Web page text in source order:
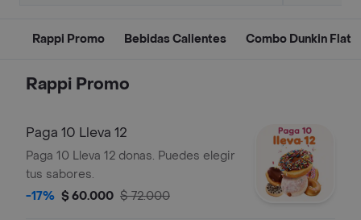
Rappi Promo Bebidas Calientes Combo Dunkin Flat
Rappi Promo
Paga 10 Lleva 12
Paga 10 Lleva 12 donas. Puedes elegir
tus sabores.
-17% $ 60.000 $ 72.000